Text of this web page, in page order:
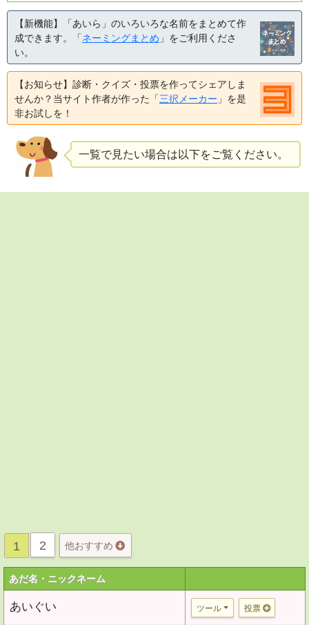
【新機能】「あいら」のいろいろな名前をまとめて作
成できます。「ネーミングまとめ 」をご利用くださ
い。
【お知らせ】診断・クイズ・投票を作ってシェアしま
せんか？当サイト作者が作った「三択メーカー 」を是
非お試しを！
一覧で見たい場合は以下をご覧ください。
1 2 他おすすめ
あだ名・ニックネーム
あいぐい ツール 投票